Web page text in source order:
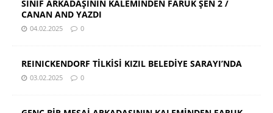
SINIF ARKADAŞININ KALEMİNDEN FARUK ŞEN 2 /
CANAN AND YAZDI
04.02.2025 0
REINICKENDORF TİLKİSİ KIZIL BELEDİYE SARAYI’NDA
03.02.2025 0